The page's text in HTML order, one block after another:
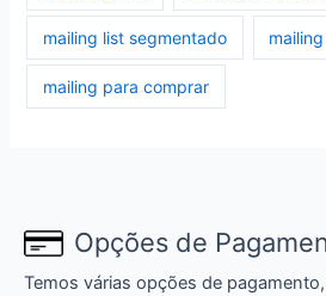
mailing list segmentado
mailing para comprar
Opções de
Temos várias opções de